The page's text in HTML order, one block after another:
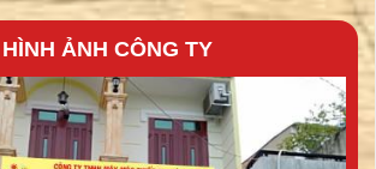
HÌNH ẢNH CÔNG TY